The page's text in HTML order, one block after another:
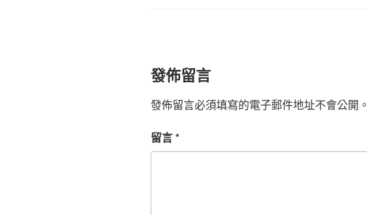
發佈留言
發佈留言必須填寫的電子郵件地址不會公開。
留言*